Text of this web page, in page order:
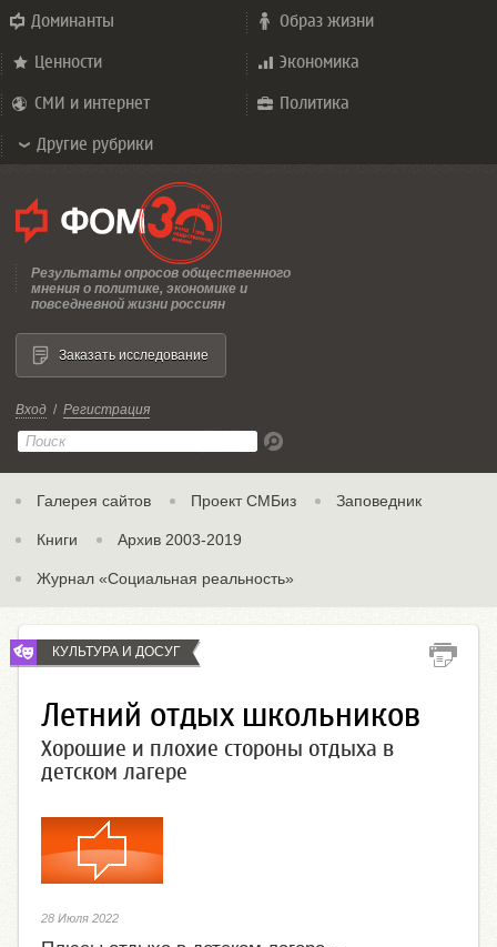
Доминанты Образ жизни
Ценности Экономика
СМИ и интернет Политика
Другие рубрики
Результаты опросов общественного
мнения о политике, экономике и
повседневной жизни россиян
Вход / Регистрация
Галерея сайтов Проект СМБиз Заповедник
Книги Архив 2003-2019
Журнал «Социальная реальность»
Заказать исследование
КУЛЬТУРА И ДОСУГ
Летний отдых школьников
Хорошие и плохие стороны отдыха в
детском лагере
28 Июля 2022